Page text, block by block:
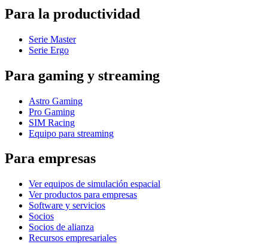
Para la productividad
Serie Master
Serie Ergo
Para gaming y streaming
Astro Gaming
Pro Gaming
SIM Racing
Equipo para streaming
Para empresas
Ver equipos de simulación espacial
Ver productos para empresas
Software y servicios
Socios
Socios de alianza
Recursos empresariales